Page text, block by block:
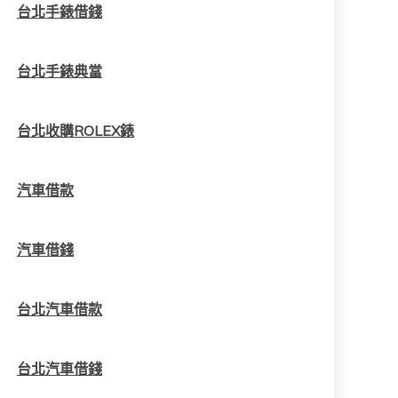
台北手錶借錢
台北手錶典當
台北收購ROLEX錶
汽車借款
汽車借錢
台北汽車借款
台北汽車借錢